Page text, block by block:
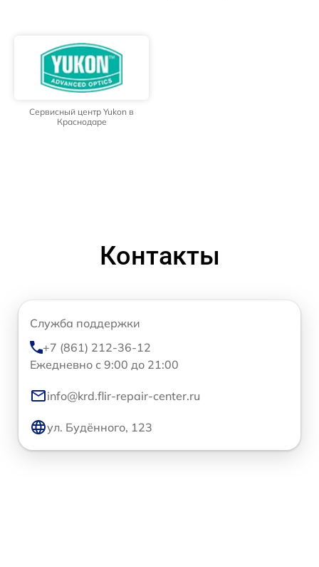
Сервисный центр Yukon в
Краснодаре
Контакты
Служба поддержки
+7 (861) 212-36-12
Ежедневно с 9:00 до 21:00
info@krd.flir-repair-center.ru
ул. Будённого, 123